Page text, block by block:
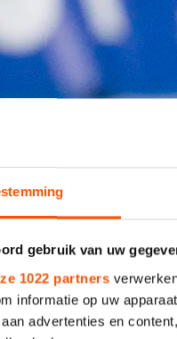
gebruik van uw
1022 partners
informatie op uw
advertenties en